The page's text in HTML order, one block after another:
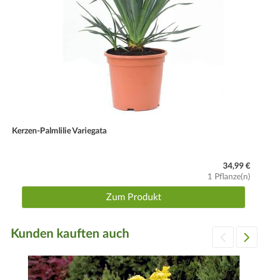
Kerzen-Palmlilie Variegata
34,99 €
1 Pflanze(n)
Zum Produkt
Kunden kauften auch